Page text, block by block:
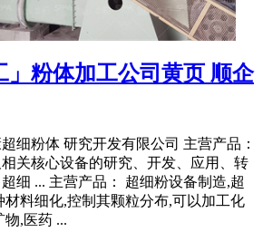
」粉体加工公司黄页 顺企
细粉体 研究开发有限公司 主营产品：
关核心设备的研究、开发、应用、转
细 ... 主营产品： 超细粉设备制造,超
材料细化,控制其颗粒分布,可以加工化
物,医药 ...